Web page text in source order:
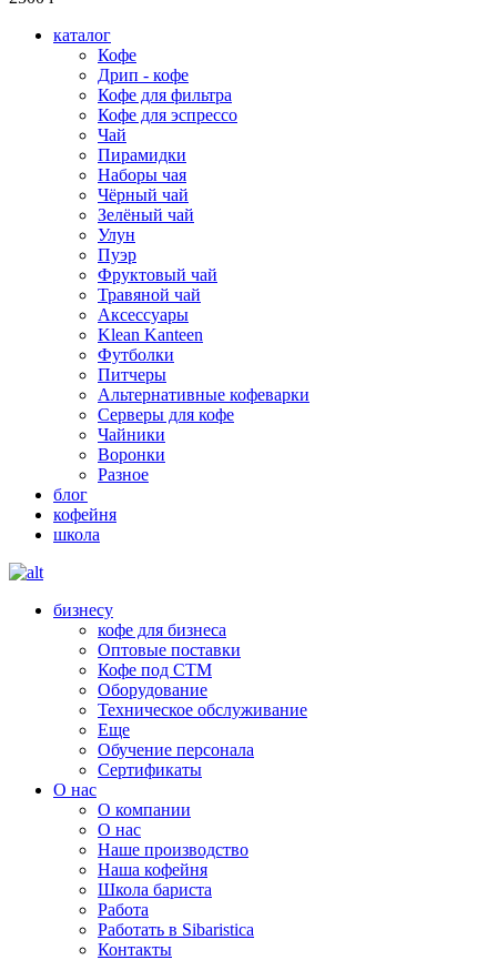
каталог
Кофе
Дрип - кофе
Кофе для фильтра
Кофе для эспрессо
Чай
Пирамидки
Наборы чая
Чёрный чай
Зелёный чай
Улун
Пуэр
Фруктовый чай
Травяной чай
Аксессуары
Klean Kanteen
Футболки
Питчеры
Альтернативные кофеварки
Серверы для кофе
Чайники
Воронки
Разное
блог
кофейня
школа
бизнесу
кофе для бизнеса
Оптовые поставки
Кофе под СТМ
Оборудование
Техническое обслуживание
Еще
Обучение персонала
Сертификаты
О нас
O компании
О нас
Наше производство
Наша кофейня
Школа бариста
Работа
Работать в Sibaristica
Контакты